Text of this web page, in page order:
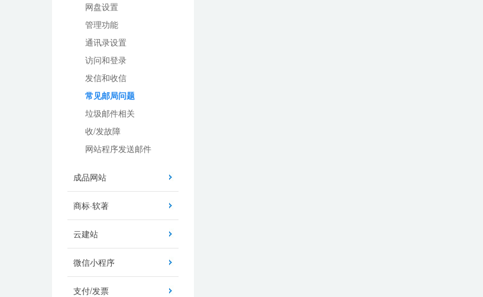
网盘设置
管理功能
通讯录设置
访问和登录
发信和收信
常见邮局问题
垃圾邮件相关
收/发故障
网站程序发送邮件
成品网站
商标·软著
云建站
微信小程序
支付/发票